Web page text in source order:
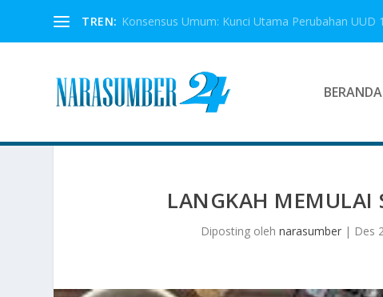
TREN: Konsensus Umum: Kunci Utama Perubahan UUD
BERANDA
LANGKAH MEMULAI
Diposting olehnarasumber | Des